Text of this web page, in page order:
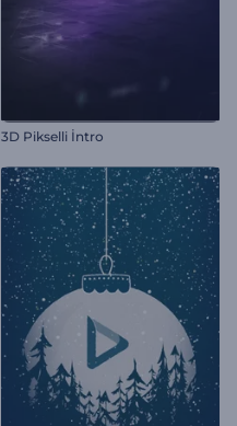
3D Pikselli İntro